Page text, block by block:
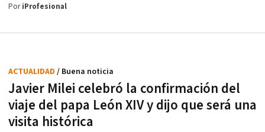
PoriProfesional
Javier Milei celebró la confirmación del
viaje del papa León XIV y dijo que será una
visita histórica
ACTUALIDAD / Buena noticia